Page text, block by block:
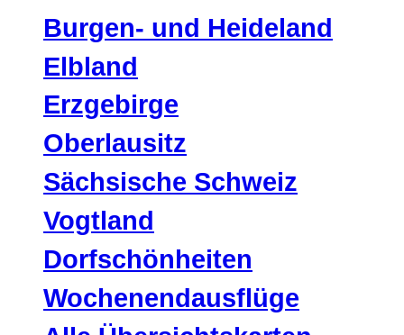
Burgen- und Heideland
Elbland
Erzgebirge
Oberlausitz
Sächsische Schweiz
Vogtland
Dorfschönheiten
Wochenendausflüge